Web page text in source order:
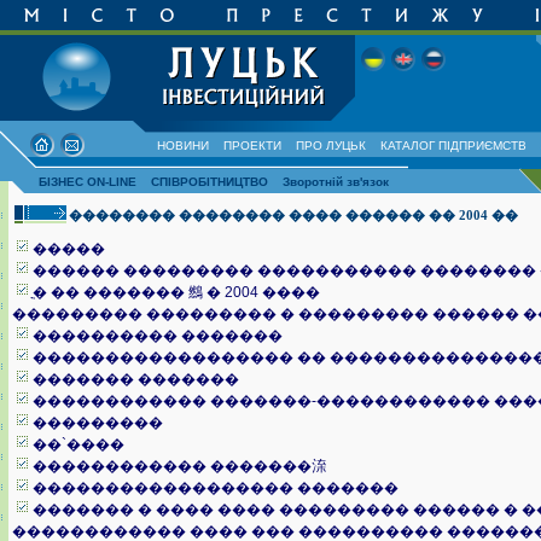
НОВИНИ ПРОЕКТИ ПРО ЛУЦЬК КАТАЛОГ ПІДПРИЄМСТВ
БІЗНЕС ON-LINE СПІВРОБІТНИЦТВО Зворотній зв'язок
�������� �������� ���� ������ �� 2004 ��
�����
������ ��������� ����������� ��������
ֳ� �� ������� 䳿 � 2004 ����
��������� ��������� � ��������� ������
���������� �������
������������������ ��
������� �������
������������ �������-������������
���������
��`����
������������ �������㳿
������������������ �������
������� � ���� ���� ��������� ������ �
������������ ���� ��� ����������